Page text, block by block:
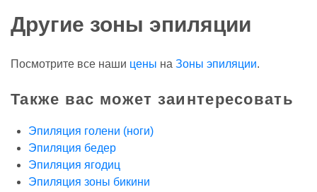
Другие зоны эпиляции
Посмотрите все наши цены на Зоны эпиляции.
Также вас может заинтересовать
Эпиляция голени (ноги)
Эпиляция бедер
Эпиляция ягодиц
Эпиляция зоны бикини